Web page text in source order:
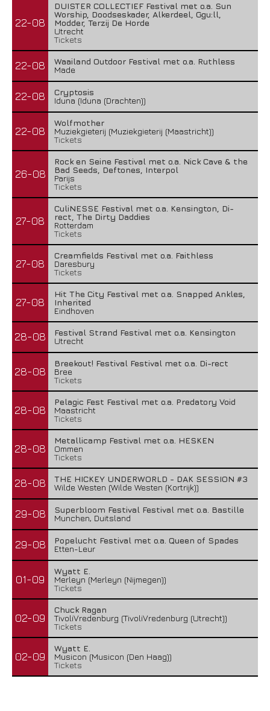
22-08
DUISTER COLLECTIEF Festival met o.a. Sun
Worship, Doodseskader, Alkerdeel, Ggu:ll,
Modder, Terzij De Horde
Utrecht
Tickets
22-08
Waailand Outdoor Festival met o.a. Ruthless
Made
22-08
Cryptosis
Iduna (Iduna (Drachten))
22-08
Wolfmother
Muziekgieterij (Muziekgieterij (Maastricht))
Tickets
26-08
Rock en Seine Festival met o.a. Nick Cave & the
Bad Seeds, Deftones, Interpol
Parijs
Tickets
27-08
CuliNESSE Festival met o.a. Kensington, Di-
rect, The Dirty Daddies
Rotterdam
Tickets
27-08
Creamfields Festival met o.a. Faithless
Daresbury
Tickets
27-08
Hit The City Festival met o.a. Snapped Ankles,
Inherited
Eindhoven
28-08
Festival Strand Festival met o.a. Kensington
Utrecht
28-08
Breekout! Festival Festival met o.a. Di-rect
Bree
Tickets
28-08
Pelagic Fest Festival met o.a. Predatory Void
Maastricht
Tickets
28-08
Metallicamp Festival met o.a. HESKEN
Ommen
Tickets
28-08
THE HICKEY UNDERWORLD - DAK SESSION #3
Wilde Westen (Wilde Westen (Kortrijk))
29-08
Superbloom Festival Festival met o.a. Bastille
Munchen, Duitsland
29-08
Popelucht Festival met o.a. Queen of Spades
Etten-Leur
01-09
Wyatt E.
Merleyn (Merleyn (Nijmegen))
Tickets
02-09
Chuck Ragan
TivoliVredenburg (TivoliVredenburg (Utrecht))
Tickets
02-09
Wyatt E.
Musicon (Musicon (Den Haag))
Tickets